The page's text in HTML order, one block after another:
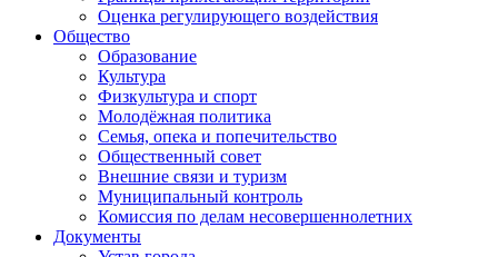
Оценка регулирующего воздействия
Общество
Образование
Культура
Физкультура и спорт
Молодёжная политика
Семья, опека и попечительство
Общественный совет
Внешние связи и туризм
Муниципальный контроль
Комиссия по делам несовершеннолетних
Документы